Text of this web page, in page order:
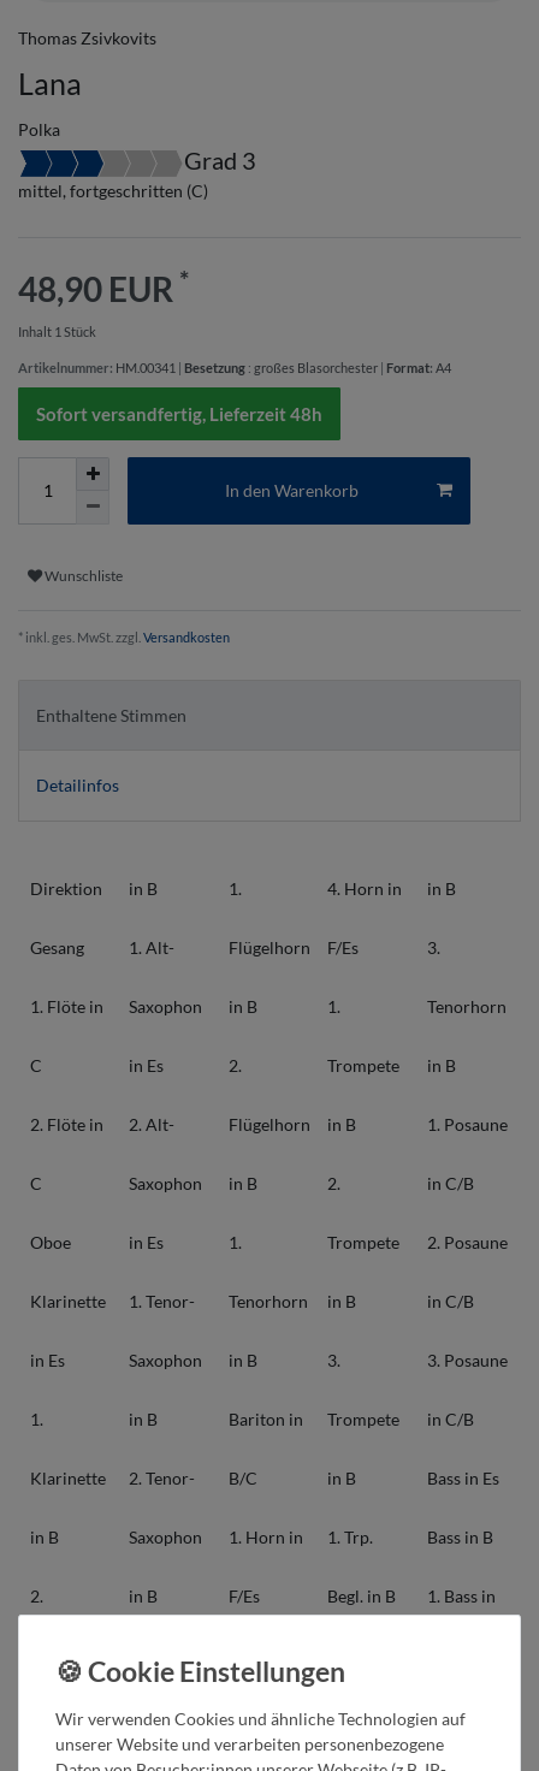
Thomas Zsivkovits
Lana
Polka
Grad 3
mittel, fortgeschritten (C)
48,90 EUR *
Inhalt 1 Stück
Artikelnummer: HM.00341 Besetzung : großes Blasorchester Format: A4
Sofort versandfertig, Lieferzeit 48h
In den Warenkorb
Wunschliste
* inkl. ges. MwSt. zzgl. Versandkosten
Enthaltene Stimmen
Detailinfos
Direktion
Gesang
1. Flöte in
C
2. Flöte in
C
Oboe
Klarinette
in Es
1.
Klarinette
in B
2.
Klarinette
in B
in B
1. Alt-
Saxophon
in Es
2. Alt-
Saxophon
in Es
1. Tenor-
Saxophon
in B
2. Tenor-
Saxophon
in B
Saxophon
1.
Flügelhorn
in B
2.
Flügelhorn
in B
1.
Tenorhorn
in B
Bariton in
B/C
1. Horn in
F/Es
F/Es
4. Horn in
F/Es
1.
Trompete
in B
2.
Trompete
in B
3.
Trompete
in B
1. Trp.
Begl. in B
Begl. in B
in B
3.
Tenorhorn
in B
1. Posaune
in C/B
2. Posaune
in C/B
3. Posaune
in C/B
Bass in Es
Bass in B
1. Bass in
2. Bass in
Wir verwenden Cookies und ähnliche Technologien auf
unserer Website und verarbeiten personenbezogene